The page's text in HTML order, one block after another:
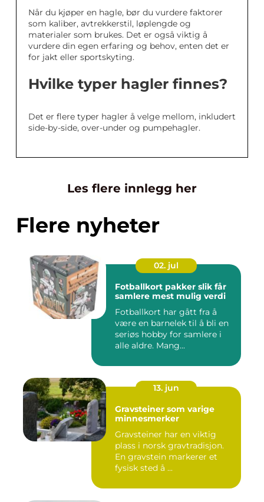
Når du kjøper en hagle, bør du vurdere faktorer
som kaliber, avtrekkerstil, løplengde og
materialer som brukes. Det er også viktig å
vurdere din egen erfaring og behov, enten det er
for jakt eller sportskyting.
Hvilke typer hagler finnes?
Det er flere typer hagler å velge mellom, inkludert
side-by-side, over-under og pumpehagler.
Les flere innlegg her
Flere nyheter
02. jul
Fotballkort pakker slik får
samlere mest mulig verdi
Fotballkort har gått fra å
være en barnelek til å bli en
seriøs hobby for samlere i
alle aldre. Mang...
13. jun
Gravsteiner som varige
minnesmerker
Gravsteiner har en viktig
plass i norsk gravtradisjon.
En gravstein markerer et
fysisk sted å ...